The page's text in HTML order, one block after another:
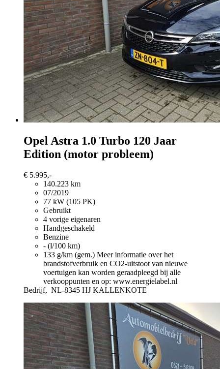
Opel Astra 1.0 Turbo 120 Jaar
Edition (motor probleem)
€ 5.995,-
140.223 km
07/2019
77 kW (105 PK)
Gebruikt
4 vorige eigenaren
Handgeschakeld
Benzine
- (l/100 km)
133 g/km (gem.) Meer informatie over het
brandstofverbruik en CO2-uitstoot van nieuwe
voertuigen kan worden geraadpleegd bij alle
verkooppunten en op: www.energielabel.nl
Bedrijf, NL-8345 HJ KALLENKOTE